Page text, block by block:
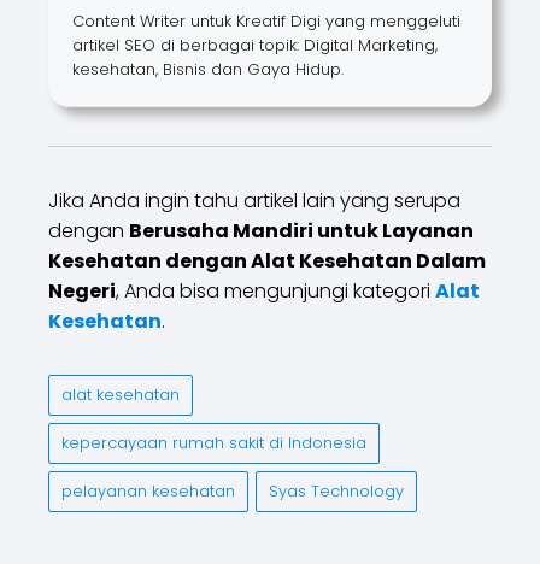
Content Writer untuk Kreatif Digi yang menggeluti
artikel SEO di berbagai topik: Digital Marketing,
kesehatan, Bisnis dan Gaya Hidup.
Jika Anda ingin tahu artikel lain yang serupa
dengan Berusaha Mandiri untuk Layanan
Kesehatan dengan Alat Kesehatan Dalam
Negeri, Anda bisa mengunjungi kategori Alat
Kesehatan.
alat kesehatan
kepercayaan rumah sakit di Indonesia
pelayanan kesehatan Syas Technology